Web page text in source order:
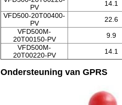
PV
14.1
VFD500-20T00400-
PV
22.6
VFD500M-
20T00150-PV
9.9
VFD500M-
20T00220-PV
14.1
Ondersteuning van GPRS